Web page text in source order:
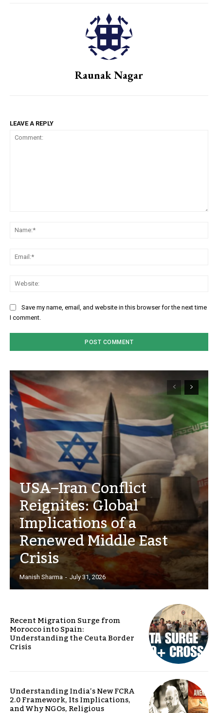
Raunak Nagar
LEAVE A REPLY
Save my name, email, and website in this browser for the next time
I comment.
USA–Iran Conflict
Reignites: Global
Implications of a
Renewed Middle East
Crisis
Manish Sharma - July 31, 2026
Recent Migration Surge from
Morocco into Spain:
Understanding the Ceuta Border
Crisis
Understanding India’s New FCRA
2.0 Framework, Its Implications,
and Why NGOs, Religious